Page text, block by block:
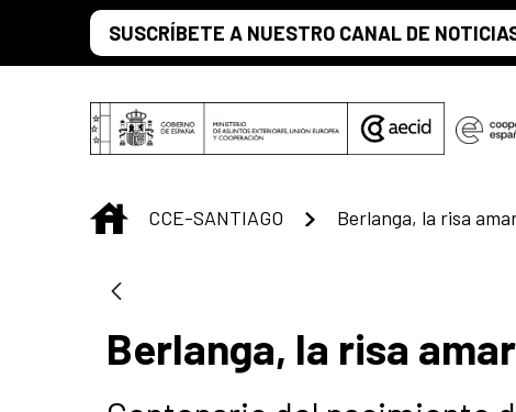
Saltar al contenido principal
SUSCRÍBETE A NUESTRO CANAL DE
INICIO
CCE-SANTIAGO Berlanga, la risa
Berlanga, la risa